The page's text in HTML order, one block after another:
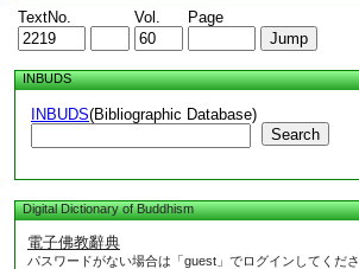
TextNo. Vol. Page
INBUDS
INBUDS(Bibliographic Database)
Search
Digital Dictionary of Buddhism
電子佛教辭典
パスワードがない場合は「guest」でログインしてくださ